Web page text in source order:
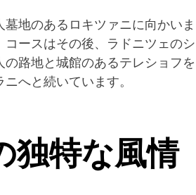
地のあるロキツァニに向かいま
ースはその後、ラドニツェのシ
路地と城館のあるテレショフを
へと続いています。
独特な風情